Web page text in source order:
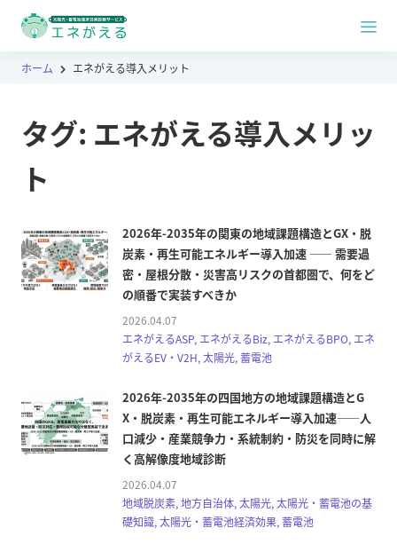
ホーム エネがえる導入メリット
タグ: エネがえる導入メリッ
ト
2026年-2035年の関東の地域課題構造とGX・脱
炭素・再生可能エネルギー導入加速 ―― 需要過
密・屋根分散・災害高リスクの首都圏で、何をど
の順番で実装すべきか
2026.04.07
エネがえるASP, エネがえるBiz, エネがえるBPO, エネ
がえるEV・V2H, 太陽光, 蓄電池
2026年-2035年の四国地方の地域課題構造とG
X・脱炭素・再生可能エネルギー導入加速――人
口減少・産業競争力・系統制約・防災を同時に解
く高解像度地域診断
2026.04.07
地域脱炭素, 地方自治体, 太陽光, 太陽光・蓄電池の基
礎知識, 太陽光・蓄電池経済効果, 蓄電池